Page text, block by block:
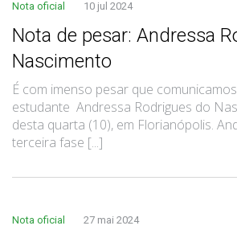
Nota oficial 10 jul 2024
Nota de pesar: Andressa
Nascimento
É com imenso pesar que
estudante Andressa Rodrigues do
desta quarta (10), em Florianópolis.
terceira fase [...]
Nota oficial 27 mai 2024